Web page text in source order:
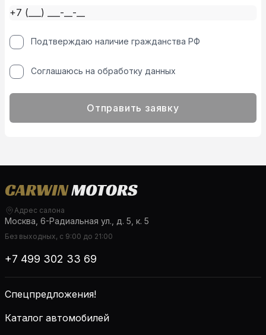
Подтверждаю наличие гражданства РФ
Соглашаюсь на обработку данных
Отправить заявку
Адрес салона
Москва, 6-Радиальная ул., д. 5, к. 5
Без выходных, с 9:00 до 21:00
+7 499 302 33 69
Спецпредложения!
Каталог автомобилей